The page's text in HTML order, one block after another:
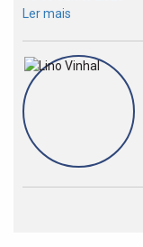
Ler mais